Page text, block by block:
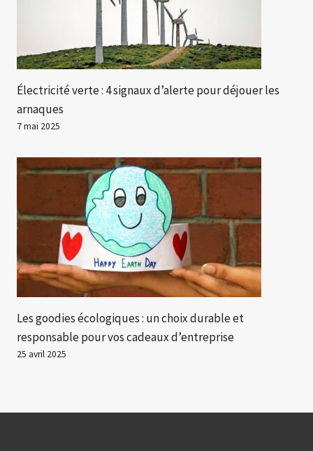
Électricité verte : 4 signaux d’alerte pour déjouer les
arnaques
7 mai 2025
Les goodies écologiques : un choix durable et
responsable pour vos cadeaux d’entreprise
25 avril 2025